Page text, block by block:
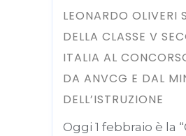
LEONARDO OLIVERI
DELLA CLASSE V
ITALIA AL
DA ANVCG E DAL
DELL’ISTRUZIONE
Oggi 1 febbraio è la